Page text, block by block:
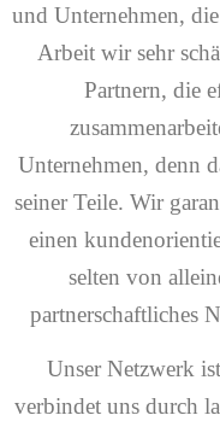
und Unternehmen,
Arbeit wir sehr
Partnern, die
Unternehmen, denn
seiner Teile. Wir
einen
selten von
partnerschaftliches
Unser Netzwerk
verbindet uns durch